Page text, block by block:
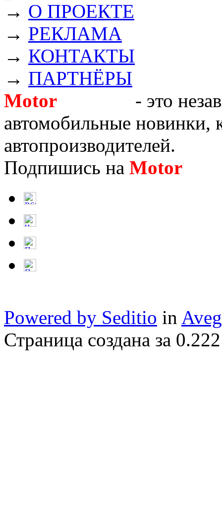
→ О ПРОЕКТЕ
→ РЕКЛАМА
→ КОНТАКТЫ
→ ПАРТНЁРЫ
Motor
- это
автомобильные новинки,
автопроизводителей.
Подпишись на Motor
Powered by Seditio in
Страница создана за